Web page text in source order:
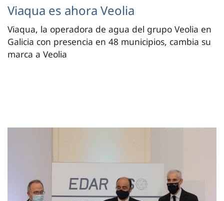
Viaqua es ahora Veolia
Viaqua, la operadora de agua del grupo Veolia en
Galicia con presencia en 48 municipios, cambia su
marca a Veolia